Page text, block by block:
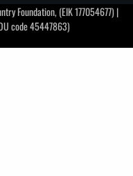
Foundation, (EIK 177054677) |
code 45447863)